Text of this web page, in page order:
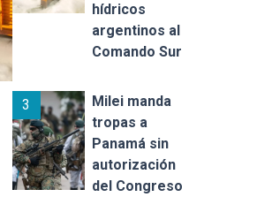
hídricos
argentinos al
Comando Sur
3
Milei manda
tropas a
Panamá sin
autorización
del Congreso